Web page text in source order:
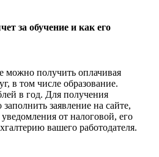
за обучение и как его
можно получить оплачивая
в том числе образование.
в год. Для получения
заявление на сайте,
от налоговой, его
вашего работодателя.